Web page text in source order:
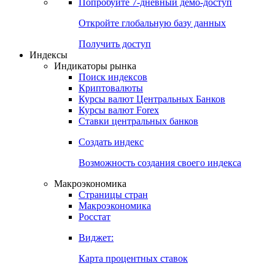
Откройте глобальную базу данных
Получить доступ
Индексы
Индикаторы рынка
Поиск индексов
Криптовалюты
Курсы валют Центральных Банков
Курсы валют Forex
Ставки центральных банков
Создать индекс
Возможность создания своего индекса
Макроэкономика
Страницы стран
Макроэкономика
Росстат
Виджет:
Карта процентных ставок